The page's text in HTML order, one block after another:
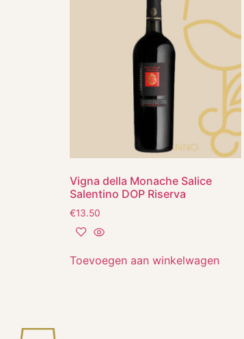
Vigna della Monache Salice
Salentino DOP Riserva
€13.50
Toevoegen aan winkelwagen